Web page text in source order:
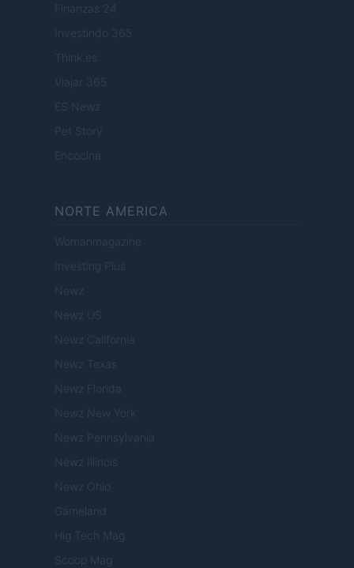
Finanzas 24
Investindo 365
Think.es
Viajar 365
ES Newz
Pet Story
Encocina
NORTE AMERICA
Womanmagazine
Investing Plus
Newz
Newz US
Newz California
Newz Texas
Newz Florida
Newz New York
Newz Pennsylvania
Newz Illinois
Newz Ohio
Gameland
Hig Tech Mag
Scoop Mag